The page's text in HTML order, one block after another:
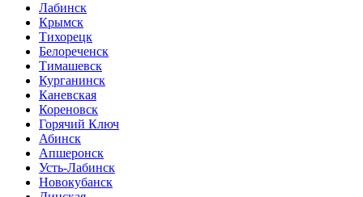
Лабинск
Крымск
Тихорецк
Белореченск
Тимашевск
Курганинск
Каневская
Кореновск
Горячий Ключ
Абинск
Апшеронск
Усть-Лабинск
Новокубанск